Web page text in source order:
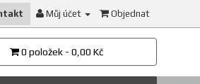
Můj účet Objednat
0 položek - 0,00 Kč